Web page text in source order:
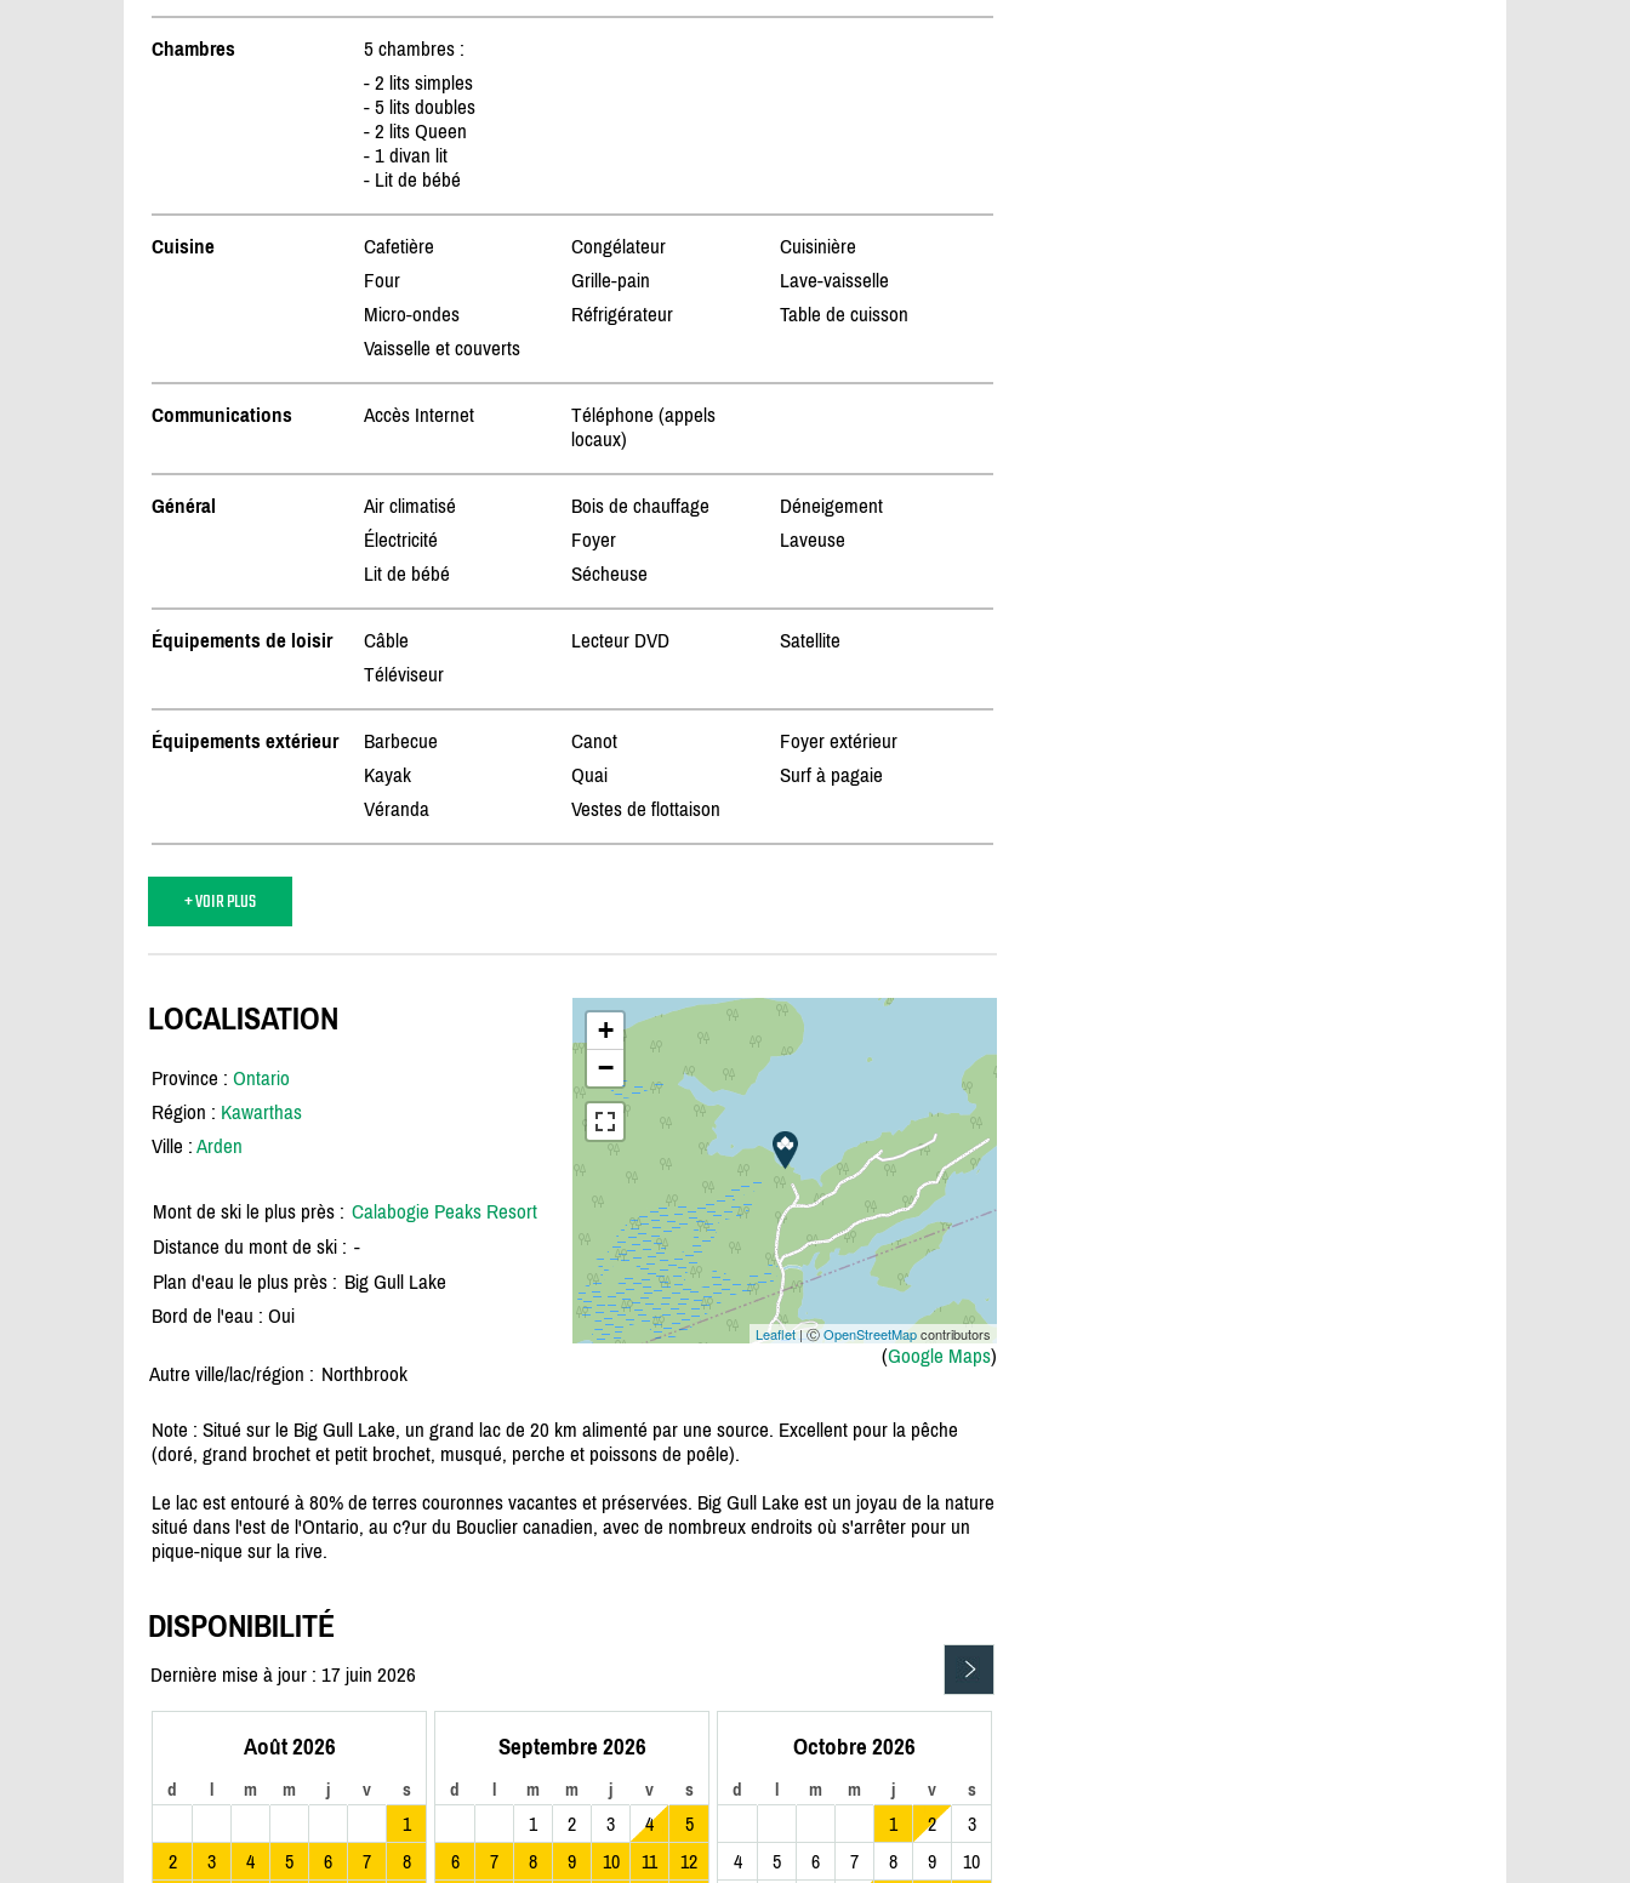
Chambres
5 chambres :
- 2 lits simples
- 5 lits doubles
- 2 lits Queen
- 1 divan lit
- Lit de bébé
Cuisine Cafetière Congélateur
Cuisinière
Four
Grille-pain
Lave-vaisselle
Micro-ondes
Réfrigérateur
Table de cuisson
Vaisselle et couverts
Communications Accès Internet
Téléphone (appels
locaux)
Général Air climatisé Bois de chauffage
Déneigement
Électricité
Foyer
Laveuse
Lit de bébé
Sécheuse
Équipements de loisir Câble Lecteur DVD
Satellite
Téléviseur
Équipements extérieur Barbecue Canot
Foyer extérieur
Kayak
Quai
Surf à pagaie
Véranda
Vestes de flottaison
+ VOIR PLUS
+
−
Leaflet| ⒸOpenStreetMapcontributors
(Google Maps)
LOCALISATION
Province : Ontario
Région : Kawarthas
Ville : Arden
Mont de ski le plus près : Calabogie Peaks Resort
Distance du mont de ski : -
Plan d'eau le plus près : Big Gull Lake
Bord de l'eau : Oui
Autre ville/lac/région : Northbrook
Note : Situé sur le Big Gull Lake, un grand lac de 20 km alimenté par une source. Excellent pour la pêche
(doré, grand brochet et petit brochet, musqué, perche et poissons de poêle).
Le lac est entouré à 80% de terres couronnes vacantes et préservées. Big Gull Lake est un joyau de la nature
situé dans l'est de l'Ontario, au c?ur du Bouclier canadien, avec de nombreux endroits où s'arrêter pour un
pique-nique sur la rive.
DISPONIBILITÉ
Dernière mise à jour : 17 juin 2026
Août 2026
d l m m j v s
1
2
3 4 5 6 7 8
Septembre 2026
d l m m j v s
1 2 3 4
5
6
7 8 9 10 11 12
Octobre 2026
d l m m j v s
1 2
3
4
5 6 7 8 9 10